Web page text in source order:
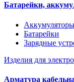
Батарейки,
Аккумуляторы
Батарейки
Зарядные
Изделия для
Арматура